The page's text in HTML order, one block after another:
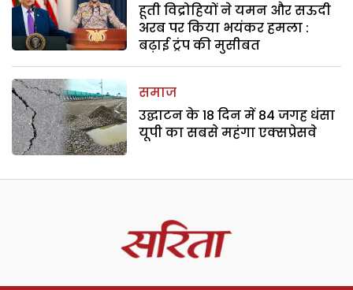
हूती विद्रोहियों ने यमन और सऊदी
अरब पर किया भयंकर हमला :
बढ़ाई ट्रंप की मुसीबत
समाज
उद्घाटन के 18 दिन में 84 जगह धंसा
यूपी का सबसे महंगा एक्सप्रेसवे